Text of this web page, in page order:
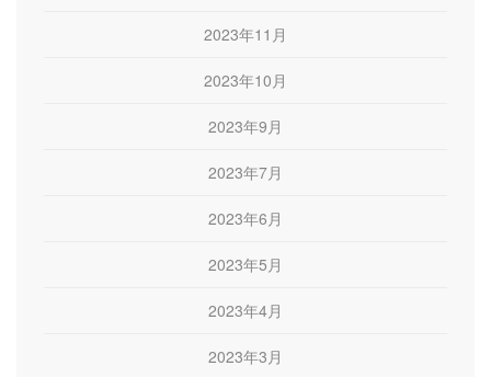
2023年11月
2023年10月
2023年9月
2023年7月
2023年6月
2023年5月
2023年4月
2023年3月